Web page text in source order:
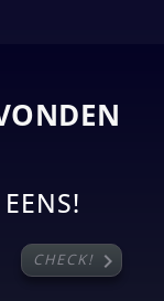
CHECK! chevron_right